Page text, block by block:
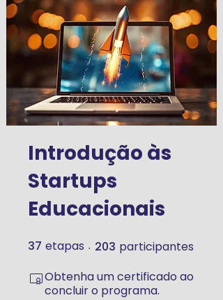
Introdução às
Startups
Educacionais
37 etapas 37 etapas
203 participantes
Obtenha um certificado ao
concluir o programa.